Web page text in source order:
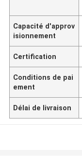
Capacité d'approv
isionnement
Certification
Conditions de pai
ement
Délai de livraison